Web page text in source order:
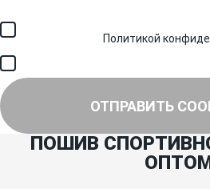
Политикой
ОТПРАВИТЬ
ПОШИВ